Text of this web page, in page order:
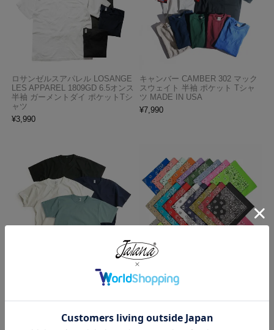
ロサンゼルスアパレル LOSANGE
LES APPAREL 1809GD 6.5オンス
半袖 ガーメントダイ ポケットTシ
ャツ
¥3,990
キャンバー CAMBER 302 マック
スウェイト 半袖 ポケット Tシャ
ツ MADE IN USA
¥7,990
ロサンゼルスアパレル LOSANGE
LES APPAREL 1203GD 8.5オンス
ダイ Tシャツ
ハバハンク HAV-A-HANK バンダ
ナ アメリカ製 トラディショナル
PANY
¥ 770